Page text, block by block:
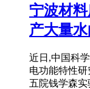
宁波材
产大量
近日,中国科
电功能特性
五院钱学森